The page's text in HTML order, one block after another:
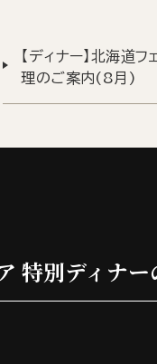
【ディナー】北海道
理のご案内(8月)
特別ディナ